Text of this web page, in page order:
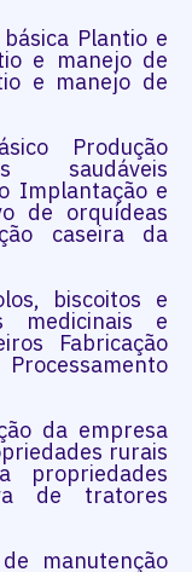
Plantio e
e manejo de
e manejo de
Produção
saudáveis
Implantação e
de orquídeas
caseira da
biscoitos e
medicinais e
Fabricação
da empresa
rurais
propriedades
de tratores
manutenção